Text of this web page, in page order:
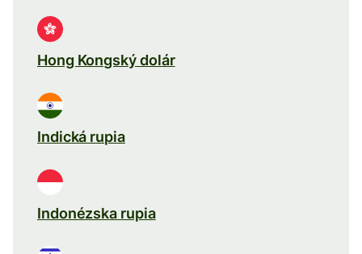
Hong Kongský dolár
Indická rupia
Indonézska rupia